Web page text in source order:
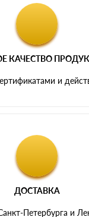
КАЧЕСТВО
и
ДОСТАВКА
Петербурга и